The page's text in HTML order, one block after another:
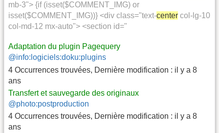
mb-3"> {if (isset($COMMENT_IMG) or
isset($COMMENT_IMG))} <div class="text-center col-lg-10
col-md-12 mx-auto"> <section id="
Adaptation du plugin Pagequery
@info:logiciels:doku:plugins
4 Occurrences trouvées, Dernière modification : il y a 8
ans
Transfert et sauvegarde des originaux
@photo:postproduction
4 Occurrences trouvées, Dernière modification : il y a 8
ans